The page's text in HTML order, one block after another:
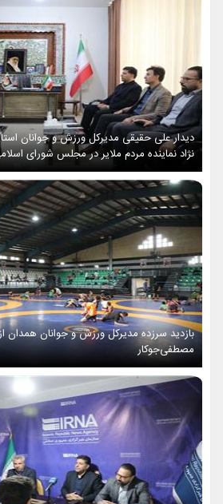
دیدار علی حقیقی مدیرکل ورزش و جوانان
نژاد نماینده مردم ملایر در مجلس شورای
بازدید سرزده مدیرکل ورزش و جوانان
مصطفی‌جوکار